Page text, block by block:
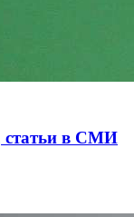
статьи в СМИ